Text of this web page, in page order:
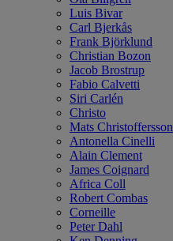
Luis Bivar
Carl Bjerkås
Frank Björklund
Christian Bozon
Jacob Brostrup
Fabio Calvetti
Siri Carlén
Christo
Mats Christoffersson
Antonella Cinelli
Alain Clement
James Coignard
Africa Coll
Robert Combas
Corneille
Peter Dahl